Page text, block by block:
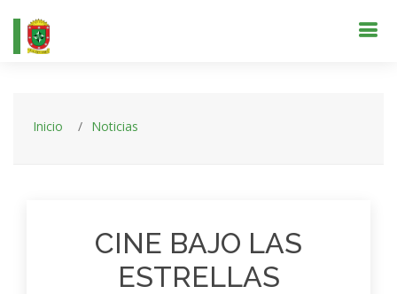
Inicio Noticias
CINE BAJO LAS
ESTRELLAS